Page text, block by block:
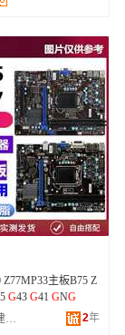
主板B75 Z
G43 G41 GNG
桐鄉市洲泉明戈建材商行
2年